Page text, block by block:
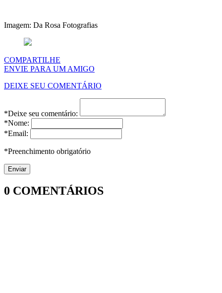
Imagem: Da Rosa Fotografias
COMPARTILHE
ENVIE PARA UM AMIGO
DEIXE SEU COMENTÁRIO
*Deixe seu comentário:
*Nome:
*Email:
*Preenchimento obrigatório
0 COMENTÁRIOS